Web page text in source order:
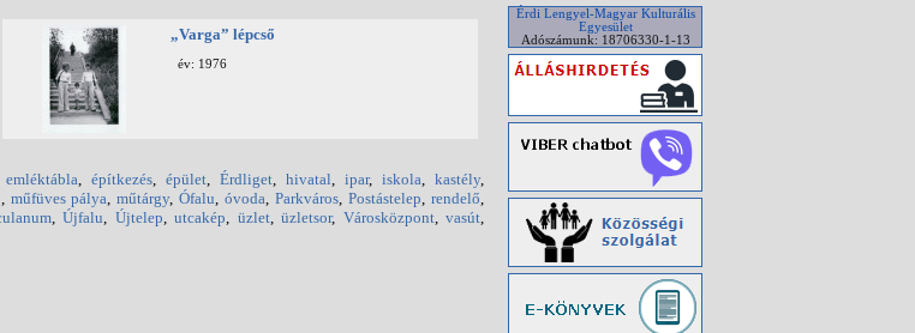
„Varga” lépcső
év: 1976
emléktábla, építkezés, épület, Érdliget, hivatal, ipar, iskola, kastély,
, műfüves pálya,műtárgy,Ófalu,óvoda,Parkváros,Postástelep,rendelő,
, Újfalu, Újtelep, utcakép, üzlet, üzletsor, Városközpont, vasút,
Érdi Lengyel-Magyar Kulturális
Egyesület
Adószámunk: 18706330-1-13